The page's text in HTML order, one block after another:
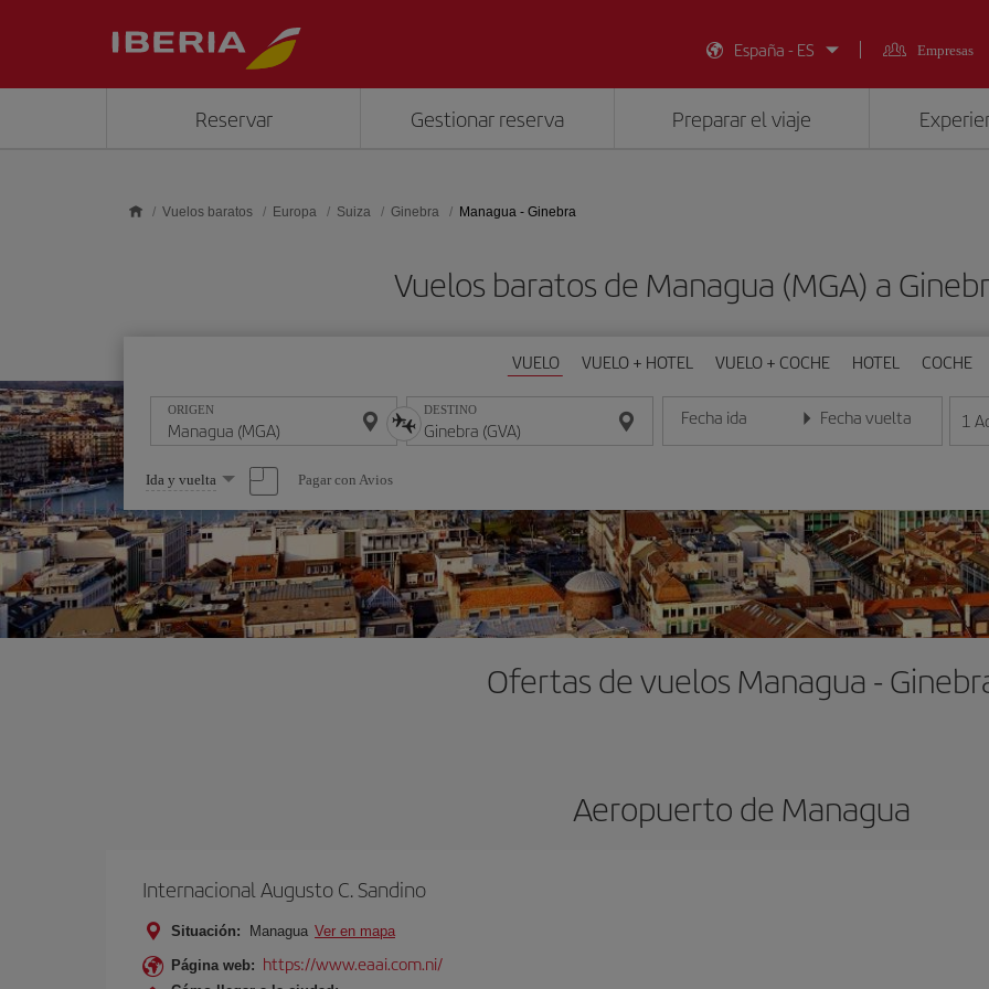
España - ES
Empresas
Reservar Gestionar reserva Preparar el viaje
Vuelos baratos Europa Suiza Ginebra Managua - Ginebra
Vuelos baratos de Managua (MGA) a
VUELO VUELO + HOTEL VUELO + COCHE HOTEL COCHE
ORIGEN DESTINO Fecha ida
Introduce la fecha en formato día/mes/año
Fecha vuelta
Introduce la fecha en 1
Seleccione
una
opción
Ida y vuelta Pagar con Avios
Ofertas de vuelos Managua -
Aeropuerto de Managua
Internacional Augusto C. Sandino
Situación: Managua Ver en mapa
Página web: https://www.eaai.com.ni/